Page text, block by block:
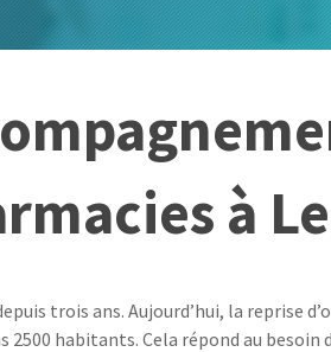
à
trois ans. Aujourd’hui, la reprise
2500 habitants. Cela répond au